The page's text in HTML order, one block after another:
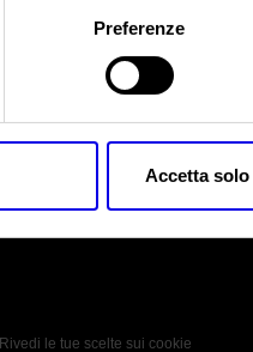
Preferenze
Accetta
Automotive Dealer Day
Rivedi le tue scelte sui cookie